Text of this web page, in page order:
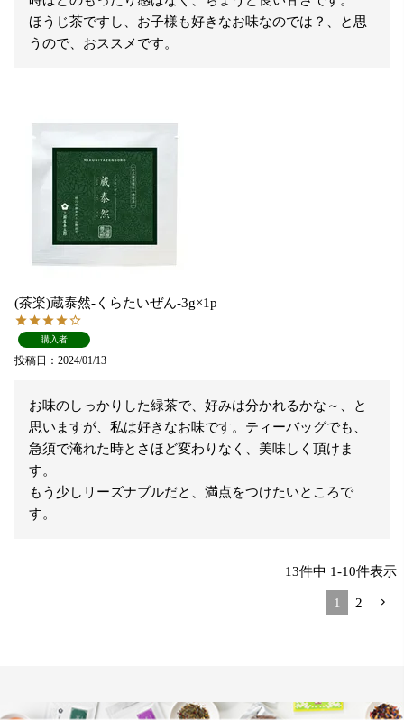
ほうじ茶ですし、お子様も好きなお味なのでは？、と思
うので、おススメです。
(茶楽)蔵泰然-くらたいぜん-3g×1p
購入者
投稿日 2024/01/13
お味のしっかりした緑茶で、好みは分かれるかな～、と
思いますが、私は好きなお味です。ティーバッグでも、
急須で淹れた時とさほど変わりなく、美味しく頂けま
す。
もう少しリーズナブルだと、満点をつけたいところで
す。
13件中 1-10件表示
1 2